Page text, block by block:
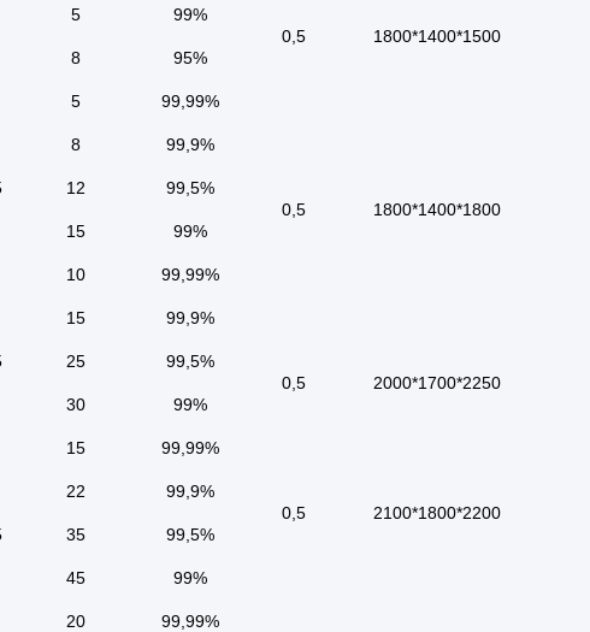
5
8
99%
95%
0,5 1800*1400*1500
5
8
12
15
99,99%
99,9%
99,5%
99%
0,5 1800*1400*1800
10
15
25
30
99,99%
99,9%
99,5%
99%
0,5 2000*1700*2250
15
22
35
45
99,99%
99,9%
99,5%
99%
0,5 2100*1800*2200
20 99,99%